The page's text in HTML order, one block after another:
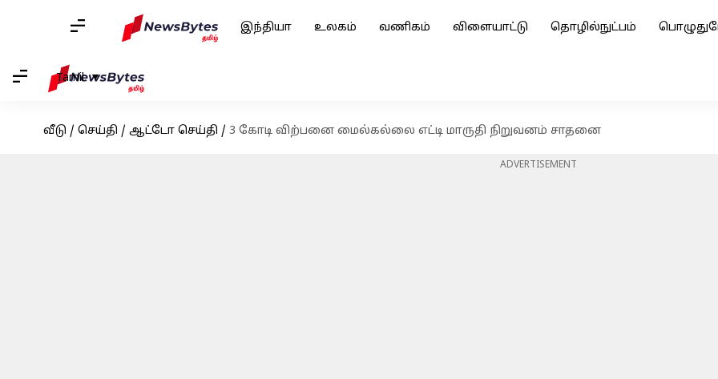
இந்தியா உலகம் வணிகம் விளையாட்டு தொழில்நுட்பம்
Tamil
வீடு / செய்தி / ஆட்டோ செய்தி / 3 கோடி விற்பனை மைல்கல்லை எட்டி மாருதி நிறுவனம் சாதனை
ADVERTISEMENT